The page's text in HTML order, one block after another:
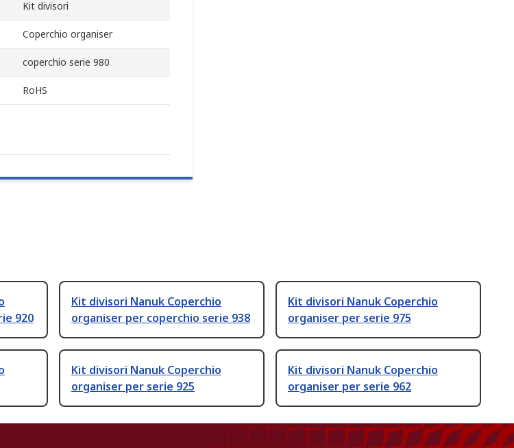
Kit divisori
Coperchio organiser
coperchio serie 980
RoHS
920
Kit divisori Nanuk Coperchio
organiser per coperchio serie 938
Kit divisori Nanuk Coperchio
organiser per serie 975
Kit divisori Nanuk Coperchio
organiser per serie 925
Kit divisori Nanuk Coperchio
organiser per serie 962